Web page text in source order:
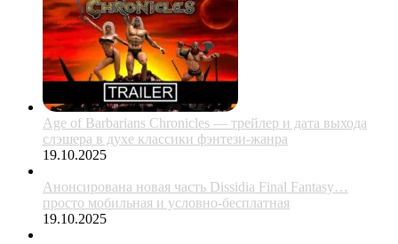
Age of Barbarians Chronicles — трейлер и дата выхода
слэшера в духе классики фэнтези-жанра
19.10.2025
Анонсирована новая часть Dissidia Final Fantasy…
просто мобильная и условно-бесплатная
19.10.2025